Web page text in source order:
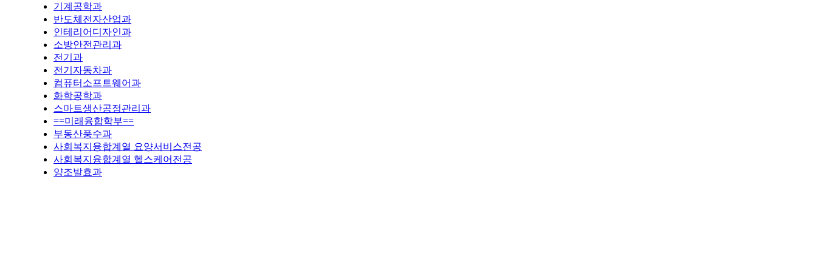
기계공학과
반도체전자산업과
인테리어디자인과
소방안전관리과
전기과
전기자동차과
컴퓨터소프트웨어과
화학공학과
스마트생산공정관리과
==미래융합학부==
부동산풍수과
사회복지융합계열 요양서비스전공
사회복지융합계열 헬스케어전공
양조발효과